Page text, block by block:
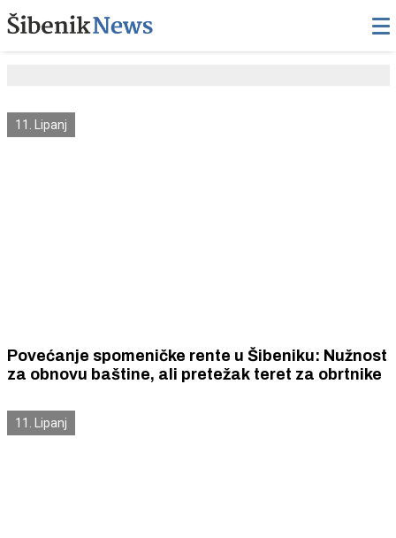
11. Lipanj
Povećanje spomeničke rente u Šibeniku: Nužnost
za obnovu baštine, ali pretežak teret za obrtnike
11. Lipanj